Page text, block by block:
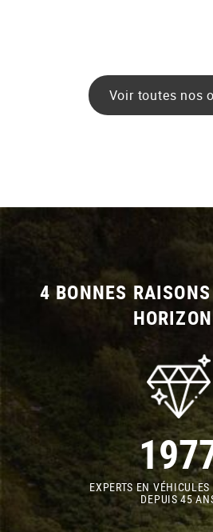
Voir toutes nos
4 BONNES
EXPERTS EN
DEPUIS 45